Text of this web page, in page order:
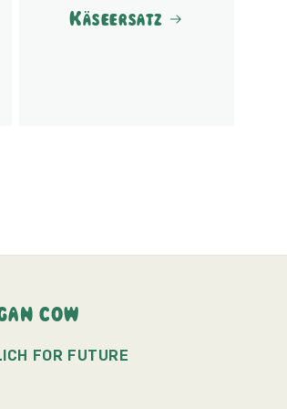
Käseersatz
COW
FOR FUTURE